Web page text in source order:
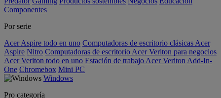
Componentes
Por serie
Acer Aspire todo en uno Computadoras de escritorio clásicas Acer
Aspire Nitro Computadoras de escritorio Acer Veriton para negocios
Acer Veriton todo en uno Estación de trabajo Acer Veriton Add-In-
One Chromebox Mini PC
Windows
Pro categoría